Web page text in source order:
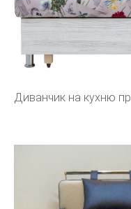
Диванчик на кухню